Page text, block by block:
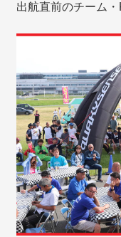
出航直前のチーム・